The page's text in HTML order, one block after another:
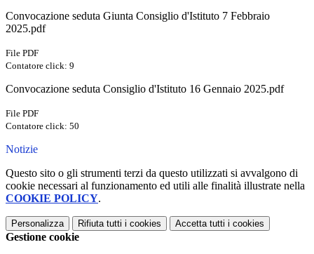
Convocazione seduta Giunta Consiglio d'Istituto 7 Febbraio
2025.pdf
File PDF
Contatore click: 9
Convocazione seduta Consiglio d'Istituto 16 Gennaio 2025.pdf
File PDF
Contatore click: 50
Notizie
Questo sito o gli strumenti terzi da questo utilizzati si avvalgono di
cookie necessari al funzionamento ed utili alle finalità illustrate nella
COOKIE POLICY.
Personalizza Rifiuta tutti i cookies Accetta tutti i cookies
Gestione cookie